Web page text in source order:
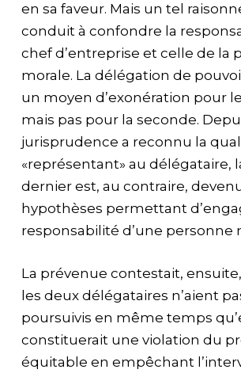
en sa faveur. Mais un tel
conduit à confondre la
chef d’entreprise et celle de la
morale. La délégation de
un moyen d’exonération pour
mais pas pour la seconde.
jurisprudence a reconnu la
«représentant» au délégataire,
dernier est, au contraire,
hypothèses permettant
responsabilité d’une personne
La prévenue contestait,
les deux délégataires n’aient
poursuivis en même temps
constituerait une violation du
équitable en empêchant